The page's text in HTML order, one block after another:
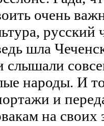
очень
шла
слышали
народы. И
и
на